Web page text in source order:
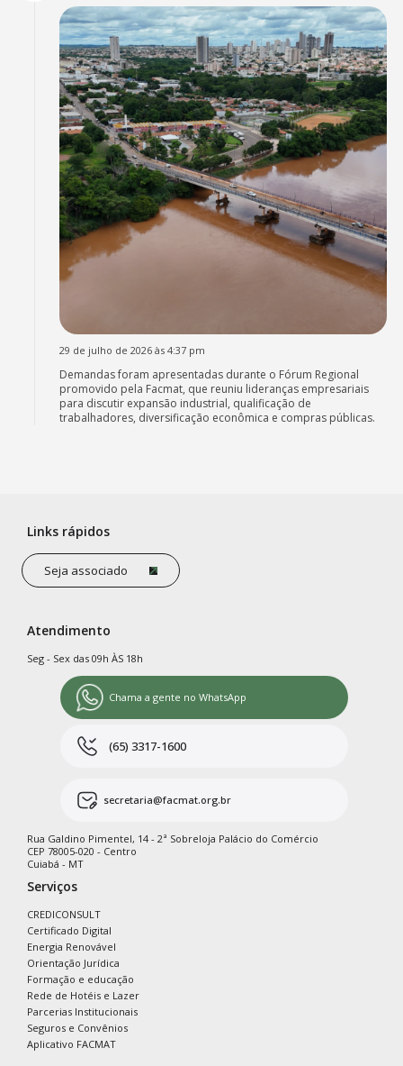
29 de julho de 2026 às 4:37 pm
Demandas foram apresentadas durante o Fórum Regional
promovido pela Facmat, que reuniu lideranças empresariais
para discutir expansão industrial, qualificação de
trabalhadores, diversificação econômica e compras públicas.
Links rápidos
Seja associado
Atendimento
Seg - Sex das 09h ÀS 18h
Chama a gente no WhatsApp
(65) 3317-1600
secretaria@facmat.org.br
Rua Galdino Pimentel, 14 - 2ª Sobreloja Palácio do Comércio
CEP 78005-020 - Centro
Cuiabá - MT
Serviços
CREDICONSULT
Certificado Digital
Energia Renovável
Orientação Jurídica
Formação e educação
Rede de Hotéis e Lazer
Parcerias Institucionais
Seguros e Convênios
Aplicativo FACMAT